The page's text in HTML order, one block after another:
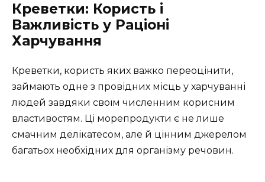
Креветки: Користь і
Важливість у Раціоні
Харчування
Креветки, користь яких важко переоцінити,
займають одне з провідних місць у харчуванні
людей завдяки своїм численним корисним
властивостям. Ці морепродукти є не лише
смачним делікатесом, але й цінним джерелом
багатьох необхідних для організму речовин.